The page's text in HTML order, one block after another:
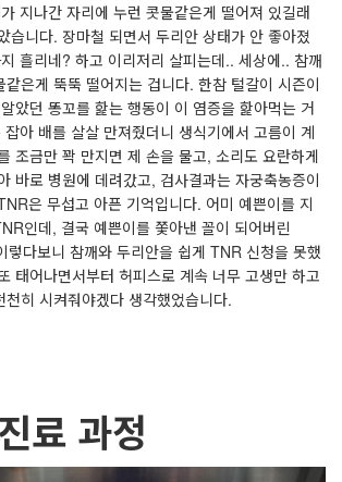
지나간 자리에 누런 콧물같은게 떨어져 있길래
습니다. 장마철 되면서 두리안 상태가 안 좋아졌
흘리네? 하고 이리저리 살피는데.. 세상에.. 참깨
같은게 뚝뚝 떨어지는 겁니다. 한참 털갈이 시즌이
았던 똥꼬를 핥는 행동이 이 염증을 핥아먹는 거
아 배를 살살 만져줬더니 생식기에서 고름이 계
조금만 꽉 만지면 제 손을 물고, 소리도 요란하게
바로 병원에 데려갔고, 검사결과는 자궁축농증이
은 무섭고 아픈 기억입니다. 어미 예쁜이를 지
인데, 결국 예쁜이를 쫓아낸 꼴이 되어버린
렇다보니 참깨와 두리안을 쉽게 TNR 신청을 못했
태어나면서부터 허피스로 계속 너무 고생만 하고
천히 시켜줘야겠다 생각했었습니다.
료 과정